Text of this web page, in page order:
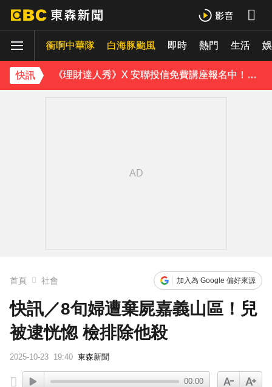
衝啊中華隊 白海豚颱風 即時 熱門 生活
快訊
下載東森App，隨時掌握天下大小事！
《理財達人秀》X 安聯投信免費講座報名中！搶先卡位 2027
首頁 社會 加入為 Google 偏好來源
快訊／8旬婦遭棄屍嘉義山區！兒
被逮恍惚 檢排除他殺
2025-10-23 19:40 東森新聞
00:00